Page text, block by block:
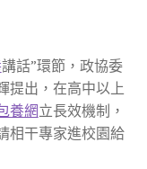
講話”環節，政協委
提出，在高中以上
養網立長效機制，
相干專家進校園給